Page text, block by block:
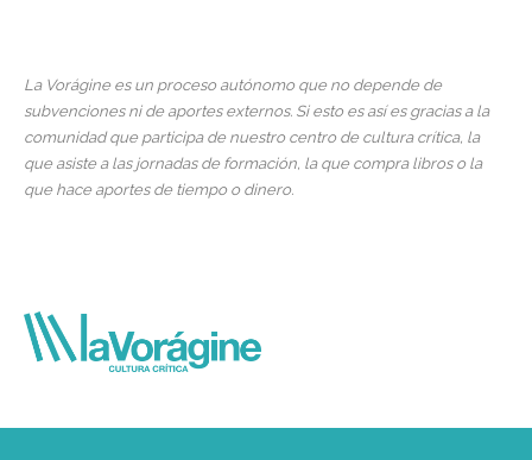
La Vorágine es un proceso autónomo que no depende de
subvenciones ni de aportes externos. Si esto es así es gracias a la
comunidad que participa de nuestro centro de cultura crítica, la
que asiste a las jornadas de formación, la que compra libros o la
que hace aportes de tiempo o dinero.